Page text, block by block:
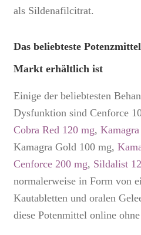
als Sildenafilcitrat.
Das beliebteste
Markt erhältlich ist
Einige der beliebtesten
Dysfunktion sind Cenforce
Cobra Red 120 mg,
Kamagra Gold 100 mg,
Cenforce 200 mg, Sildalist
normalerweise in Form von
Kautabletten und oralen
diese Potenmittel online